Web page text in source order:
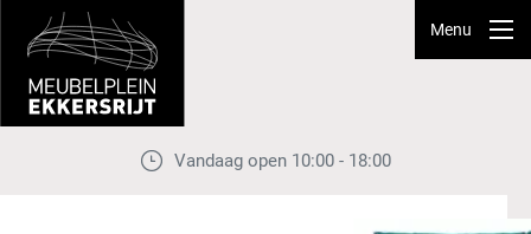
Menu
Vandaag open 10:00 - 18:00